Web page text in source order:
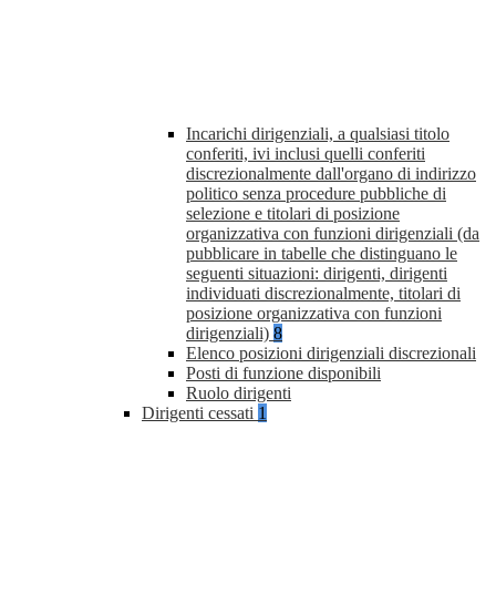
Incarichi dirigenziali, a qualsiasi titolo
conferiti, ivi inclusi quelli conferiti
discrezionalmente dall'organo di indirizzo
politico senza procedure pubbliche di
selezione e titolari di posizione
organizzativa con funzioni dirigenziali (da
pubblicare in tabelle che distinguano le
seguenti situazioni: dirigenti, dirigenti
individuati discrezionalmente, titolari di
posizione organizzativa con funzioni
dirigenziali) 8
Elenco posizioni dirigenziali discrezionali
Posti di funzione disponibili
Ruolo dirigenti
Dirigenti cessati 1